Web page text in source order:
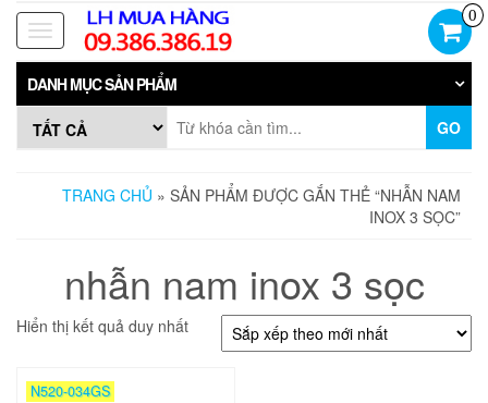
Skip
the
content
Toggle
navigation
0
DANH MỤC SẢN PHẨM
GO
TRANG CHỦ » SẢN PHẨM ĐƯỢC GẮN THẺ “NHẪN NAM
INOX 3 SỌC”
nhẫn nam inox 3 sọc
Hiển thị kết quả duy nhất
N520-034GS